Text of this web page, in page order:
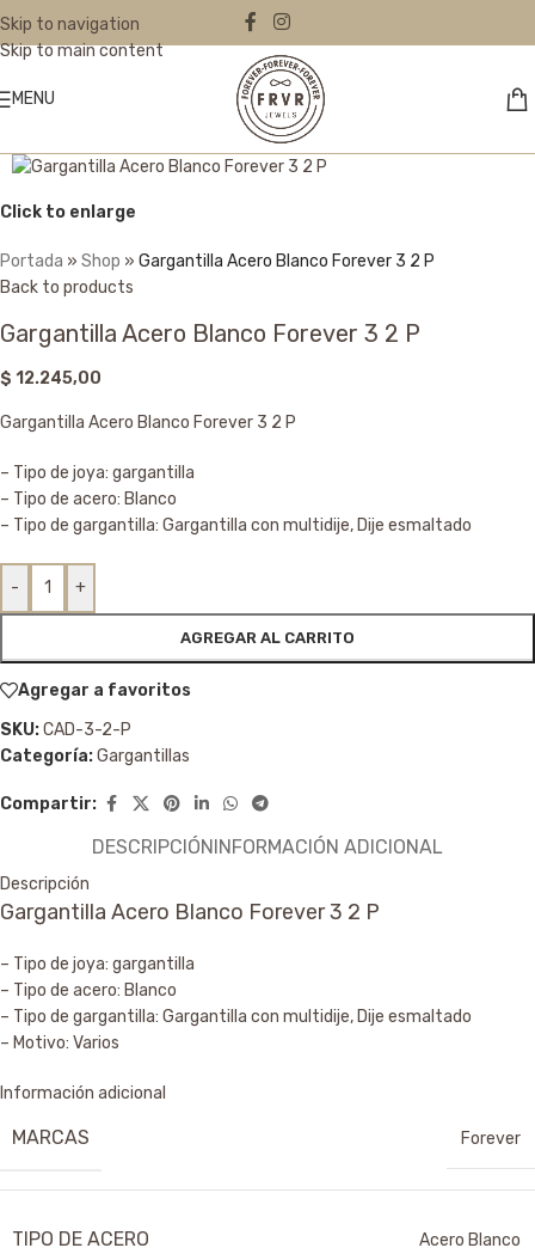
Skip to navigation
Skip to main content
MENU
Click to enlarge
Portada » Shop » Gargantilla Acero Blanco Forever 3 2 P
Back to products
Gargantilla Acero Blanco Forever 3 2 P
$ 12.245,00
Gargantilla Acero Blanco Forever 3 2 P
– Tipo de joya: gargantilla
– Tipo de acero: Blanco
– Tipo de gargantilla: Gargantilla con multidije, Dije esmaltado
- +
AGREGAR AL CARRITO
Agregar a favoritos
SKU:CAD-3-2-P
Categoría:Gargantillas
Compartir:
DESCRIPCIÓNINFORMACIÓN ADICIONAL
Descripción
Gargantilla Acero Blanco Forever 3 2 P
– Tipo de joya: gargantilla
– Tipo de acero: Blanco
– Tipo de gargantilla: Gargantilla con multidije, Dije esmaltado
– Motivo: Varios
Información adicional
MARCAS Forever
TIPO DE ACERO Acero Blanco